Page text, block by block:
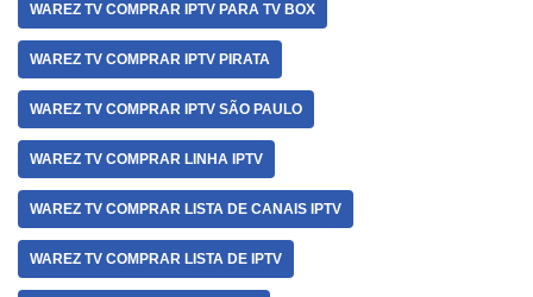
WAREZ TV COMPRAR IPTV PARA TV BOX
WAREZ TV COMPRAR IPTV PIRATA
WAREZ TV COMPRAR IPTV SÃO PAULO
WAREZ TV COMPRAR LINHA IPTV
WAREZ TV COMPRAR LISTA DE CANAIS IPTV
WAREZ TV COMPRAR LISTA DE IPTV